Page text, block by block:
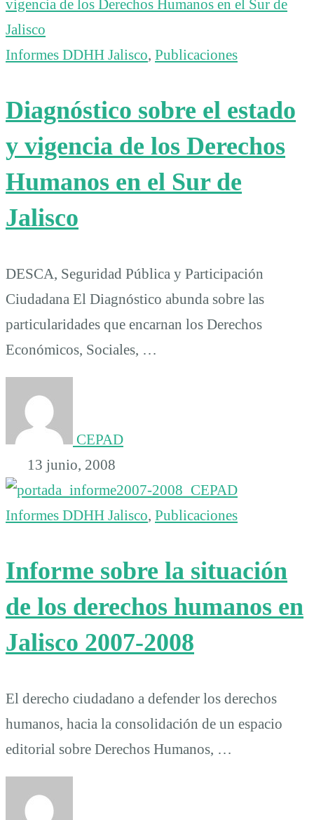
Informes DDHH Jalisco, Publicaciones
Diagnóstico sobre el estado
y vigencia de los Derechos
Humanos en el Sur de
Jalisco
DESCA, Seguridad Pública y Participación
Ciudadana El Diagnóstico abunda sobre las
particularidades que encarnan los Derechos
Económicos, Sociales, …
CEPAD
13 junio, 2008
Informes DDHH Jalisco, Publicaciones
Informe sobre la situación
de los derechos humanos en
Jalisco 2007-2008
El derecho ciudadano a defender los derechos
humanos, hacia la consolidación de un espacio
editorial sobre Derechos Humanos, …